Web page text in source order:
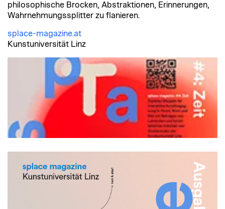
philosophische Brocken, Abstraktionen, Erinnerungen,
Wahrnehmungssplitter zu flanieren.
splace-magazine.at
Kunstuniversität Linz